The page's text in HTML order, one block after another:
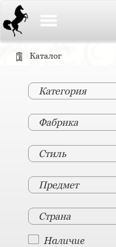
Каталог
Категория
Фабрика
Стиль
Предмет
Страна
Наличие